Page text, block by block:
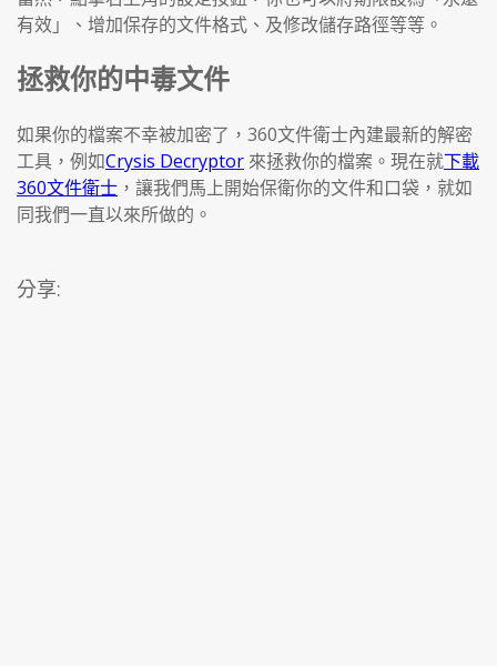
有效」、增加保存的文件格式、及修改儲存路徑等等。
拯救你的中毒文件
如果你的檔案不幸被加密了，360文件衛士內建最新的解密
工具，例如Crysis Decryptor 來拯救你的檔案。現在就下載
360文件衛士 ，讓我們馬上開始保衛你的文件和口袋，就如
同我們一直以來所做的。
分享: